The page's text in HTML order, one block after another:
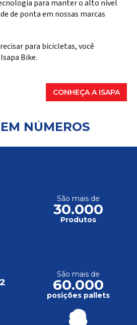
para manter o alto nível
de ponta em nossas marcas
para bicicletas, você
Bike.
CONHEÇA A ISAPA
NÚMEROS
São mais de
30.000
Produtos
São mais de
60.000
posições pallets